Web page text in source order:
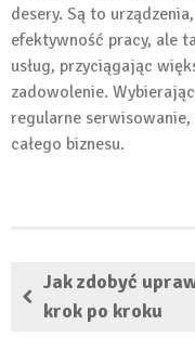
desery. Są to
efektywność pracy, ale
usług, przyciągając
zadowolenie.
regularne serwisowanie,
całego biznesu.
Jak zdobyć
krok po kroku